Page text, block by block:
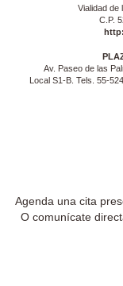
Vialidad de
C.P.
Av. Paseo de las
Local S1-B. Tels. 55-
Agenda una cita
O comunícate